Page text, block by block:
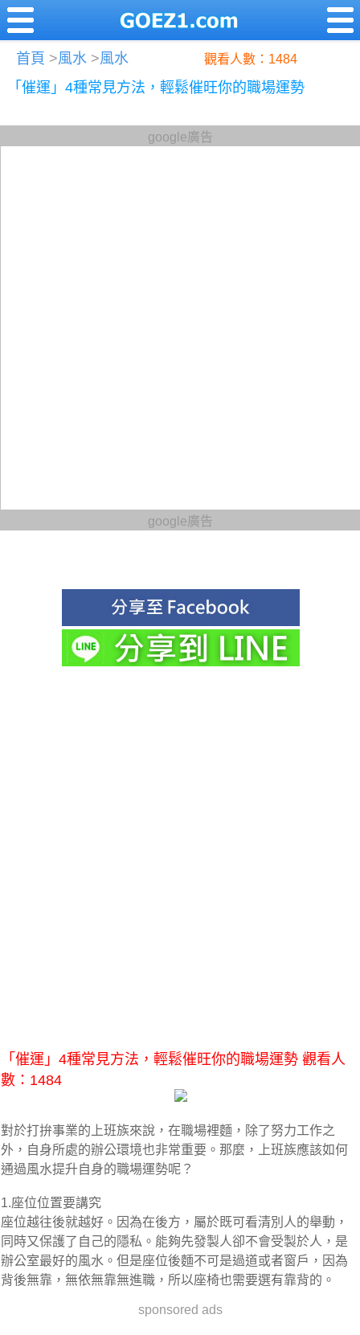
首頁 >風水 >風水 觀看人數：1484
「催運」4種常見方法，輕鬆催旺你的職場運勢
google廣告
google廣告
「催運」4種常見方法，輕鬆催旺你的職場運勢 觀看人
數：1484
對於打拚事業的上班族來說，在職場裡麵，除了努力工作之
外，自身所處的辦公環境也非常重要。那麼，上班族應該如何
通過風水提升自身的職場運勢呢？
1.座位位置要講究
座位越往後就越好。因為在後方，屬於既可看清別人的舉動，
同時又保護了自己的隱私。能夠先發製人卻不會受製於人，是
辦公室最好的風水。但是座位後麵不可是過道或者窗戶，因為
背後無靠，無依無靠無進職，所以座椅也需要選有靠背的。
sponsored ads